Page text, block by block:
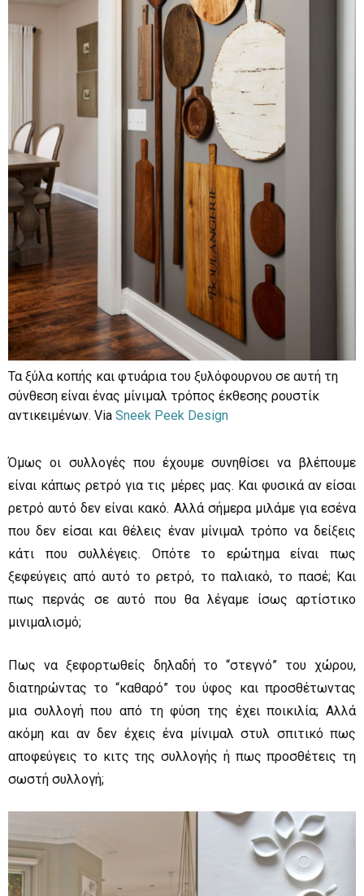
Τα ξύλα κοπής και φτυάρια του ξυλόφουρνου σε αυτή τη
σύνθεση είναι ένας μίνιμαλ τρόπος έκθεσης ρουστίκ
αντικειμένων. Via Sneek Peek Design
Όμως οι συλλογές που έχουμε συνηθίσει να βλέπουμε
είναι κάπως ρετρό για τις μέρες μας. Και φυσικά αν είσαι
ρετρό αυτό δεν είναι κακό. Αλλά σήμερα μιλάμε για εσένα
που δεν είσαι και θέλεις έναν μίνιμαλ τρόπο να δείξεις
κάτι που συλλέγεις. Οπότε το ερώτημα είναι πως
ξεφεύγεις από αυτό το ρετρό, το παλιακό, το πασέ; Και
πως περνάς σε αυτό που θα λέγαμε ίσως αρτίστικο
μινιμαλισμό;
Πως να ξεφορτωθείς δηλαδή το “στεγνό” του χώρου,
διατηρώντας το “καθαρό” του ύφος και προσθέτωντας
μια συλλογή που από τη φύση της έχει ποικιλία; Αλλά
ακόμη και αν δεν έχεις ένα μίνιμαλ στυλ σπιτικό πως
αποφεύγεις το κιτς της συλλογής ή πως προσθέτεις τη
σωστή συλλογή;